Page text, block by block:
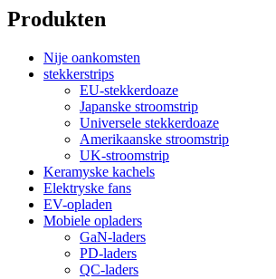
Produkten
Nije oankomsten
stekkerstrips
EU-stekkerdoaze
Japanske stroomstrip
Universele stekkerdoaze
Amerikaanske stroomstrip
UK-stroomstrip
Keramyske kachels
Elektryske fans
EV-opladen
Mobiele opladers
GaN-laders
PD-laders
QC-laders